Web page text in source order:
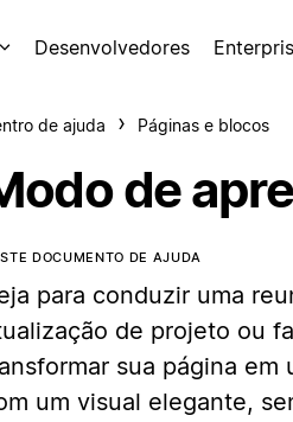
Desenvolvedores
de ajuda Páginas e blocos
de
DOCUMENTO DE AJUDA
para conduzir uma
de projeto ou
sua página em
um visual elegante,